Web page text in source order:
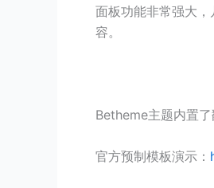
面板功能非常强大
容。
Betheme主题内置了
官方预制模板演示：